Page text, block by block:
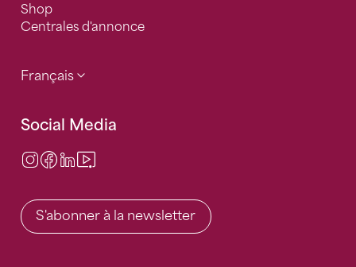
Shop
Centrales d'annonce
Français
Social Media
Instagram
Facebook
LinkedIn
S'abonner à la newsletter